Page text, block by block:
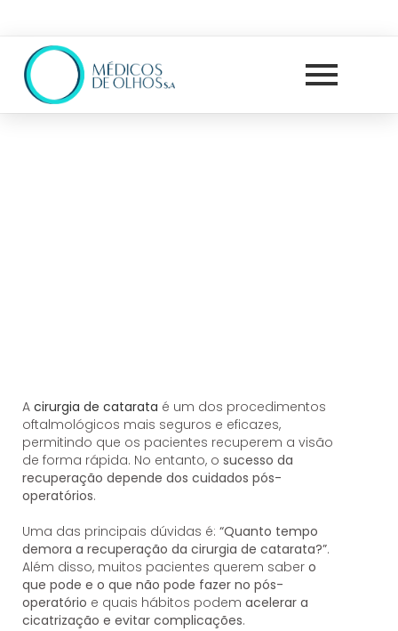
A cirurgia de catarata é um dos procedimentos
oftalmológicos mais seguros e eficazes,
permitindo que os pacientes recuperem a visão
de forma rápida. No entanto, o sucesso da
recuperação depende dos cuidados pós-
operatórios.
Uma das principais dúvidas é: “Quanto tempo
demora a recuperação da cirurgia de catarata?”.
Além disso, muitos pacientes querem saber o
que pode e o que não pode fazer no pós-
operatório e quais hábitos podem acelerar a
cicatrização e evitar complicações.